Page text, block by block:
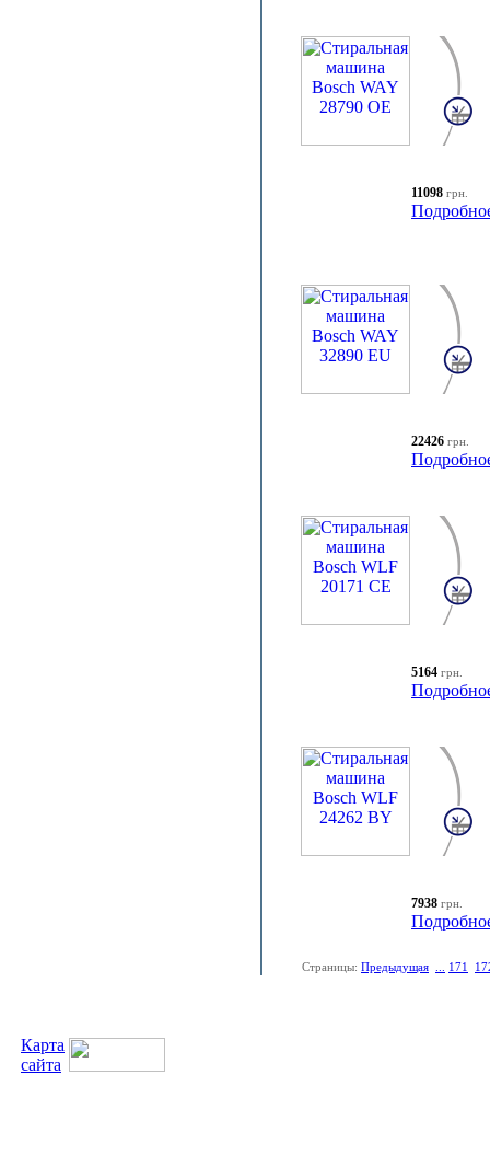
11098 грн.
22426 грн.
5164 грн.
7938 грн.
Страницы: Предыдущая 171
Карта
сайта